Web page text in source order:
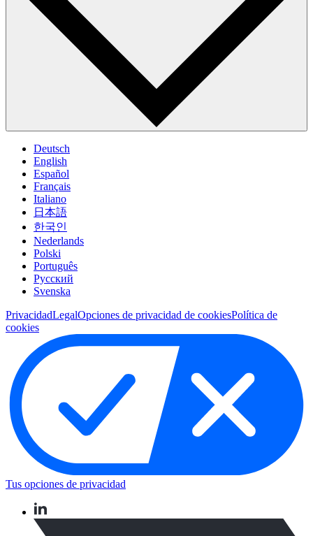
Deutsch
English
Español
Français
Italiano
日本語
한국인
Nederlands
Polski
Português
Pусский
Svenska
PrivacidadLegalOpciones de privacidad de cookiesPolítica de
cookies
Tus opciones de privacidad